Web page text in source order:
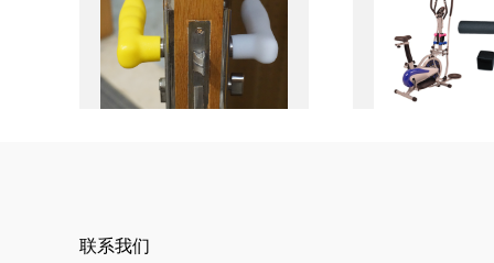
联系我们